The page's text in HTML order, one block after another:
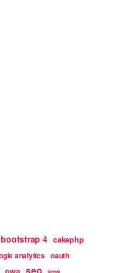
bootstrap 4 cakephp
analytics oauth